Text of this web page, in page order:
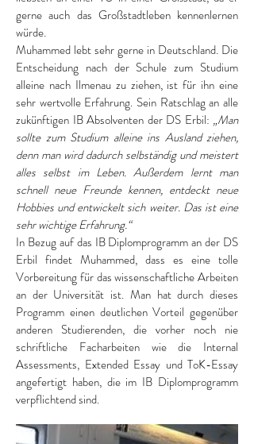
gerne auch das Großstadtleben kennenlernen
würde.
Muhammed lebt sehr gerne in Deutschland. Die
Entscheidung nach der Schule zum Studium
alleine nach Ilmenau zu ziehen, ist für ihn eine
sehr wertvolle Erfahrung. Sein Ratschlag an alle
zukünftigen IB Absolventen der DS Erbil: „Man
sollte zum Studium alleine ins Ausland ziehen,
denn man wird dadurch selbständig und meistert
alles selbst im Leben. Außerdem lernt man
schnell neue Freunde kennen, entdeckt neue
Hobbies und entwickelt sich weiter. Das ist eine
sehr wichtige Erfahrung.“
In Bezug auf das IB Diplomprogramm an der DS
Erbil findet Muhammed, dass es eine tolle
Vorbereitung für das wissenschaftliche Arbeiten
an der Universität ist. Man hat durch dieses
Programm einen deutlichen Vorteil gegenüber
anderen Studierenden, die vorher noch nie
schriftliche Facharbeiten wie die Internal
Assessments, Extended Essay und ToK-Essay
angefertigt haben, die im IB Diplomprogramm
verpflichtend sind.